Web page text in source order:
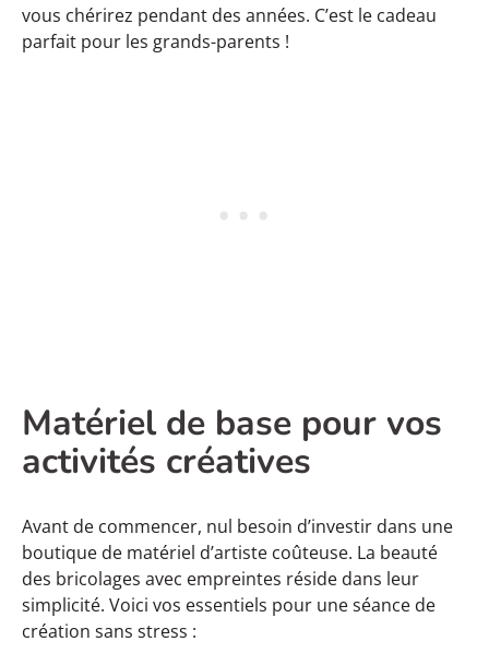
vous chérirez pendant des années. C’est le cadeau
parfait pour les grands-parents !
Matériel de base pour vos
activités créatives
Avant de commencer, nul besoin d’investir dans une
boutique de matériel d’artiste coûteuse. La beauté
des bricolages avec empreintes réside dans leur
simplicité. Voici vos essentiels pour une séance de
création sans stress :